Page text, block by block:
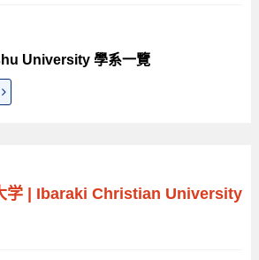
University 學系一覽
学| Ibaraki Christian University